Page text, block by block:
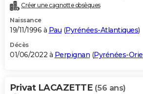
Créer une cagnotte obsèques
Naissance
19/11/1996 à Pau (Pyrénées-Atlantiques)
Décès
01/06/2022 à Perpignan (Pyrénées-
Privat LACAZETTE (56 ans)